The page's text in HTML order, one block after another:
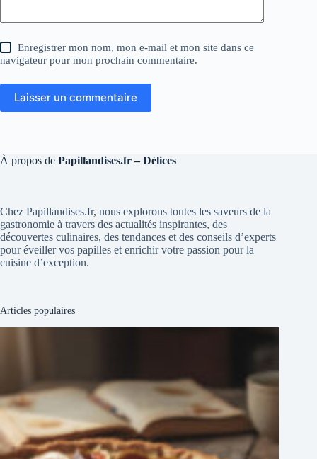
Enregistrer mon nom, mon e-mail et mon site dans ce
navigateur pour mon prochain commentaire.
Laisser un commentaire
À propos de Papillandises.fr – Délices
Chez Papillandises.fr, nous explorons toutes les saveurs de la
gastronomie à travers des actualités inspirantes, des
découvertes culinaires, des tendances et des conseils d’experts
pour éveiller vos papilles et enrichir votre passion pour la
cuisine d’exception.
Articles populaires